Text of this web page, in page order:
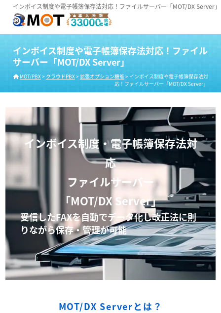
インボイス制度や電子帳簿保存法対応！ファイルサーバー「MOT/DX Server」
インボイス制度や電子帳簿保存法対応！ファイル
サーバー「MOT/DX Server」
MOT/PBX> クラウドPBX> 拡張オプション機能> インボイス制度や電子帳簿保存法対
応！ファイルサーバー「MOT/DX Server」
インボイス制度・電子帳簿保存法対
応
ファイルサーバー
「MOT/DX Server」
受信したFAXを自動でデータ化し改正法に則
りながら保存・管理が可能
MOT/DX Serverとは？